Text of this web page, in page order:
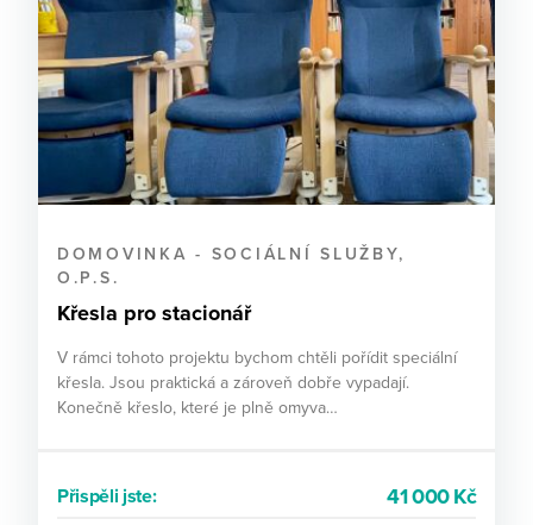
DOMOVINKA - SOCIÁLNÍ SLUŽBY,
O.P.S.
Křesla pro stacionář
V rámci tohoto projektu bychom chtěli pořídit speciální
křesla. Jsou praktická a zároveň dobře vypadají.
Konečně křeslo, které je plně omyva…
Přispěli jste: 41 000 Kč